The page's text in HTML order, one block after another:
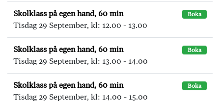
Skolklass på egen hand, 60 min Boka
Tisdag 29 September, kl: 12.00 - 13.00
Skolklass på egen hand, 60 min Boka
Tisdag 29 September, kl: 13.00 - 14.00
Skolklass på egen hand, 60 min Boka
Tisdag 29 September, kl: 14.00 - 15.00